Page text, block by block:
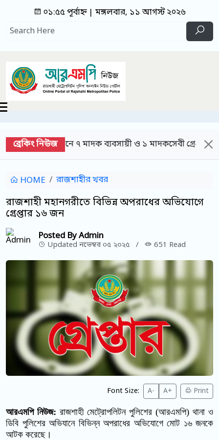
০১:৫৫ পূর্বাহ্ন | মঙ্গলবার, ১১ আগস্ট ২০২৬
ব্রেকিং নিউজ৭ মাদক ব্যবসায়ী ও ১ মাদকসেবী গ্রেপ্তার; ইয়াবা,
HOME রাজশাহীর খবর
রাজশাহী মহানগরীতে বিভিন্ন অপরাধের অভিযোগে
গ্রেপ্তার ১৬ জন
Posted By Admin
Updated নভেম্বর ০৫ ২০২৫ / 651 Read
Font Size: A- A+ Print
আরএমপি নিউজ: রাজশাহী মেট্রোপলিটন পুলিশের (আরএমপি) থানা ও
ডিবি পুলিশের অভিযানে বিভিন্ন অপরাধের অভিযোগে মোট ১৬জনকে
আটক করেছে।